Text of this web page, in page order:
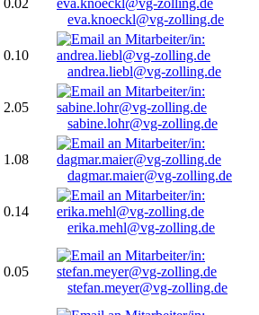
0.02
eva.knoeckl@vg-zolling.de
0.10
andrea.liebl@vg-zolling.de
2.05
sabine.lohr@vg-zolling.de
1.08
dagmar.maier@vg-zolling.de
0.14
erika.mehl@vg-zolling.de
0.05
stefan.meyer@vg-zolling.de